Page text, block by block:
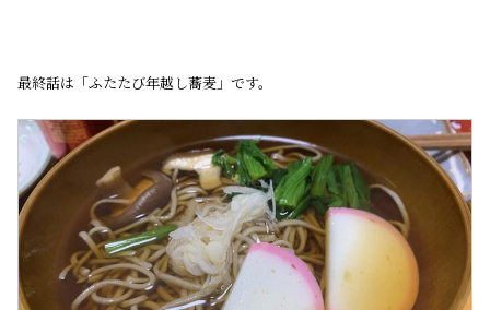
最終話は「ふたたび年越し蕎麦」です。